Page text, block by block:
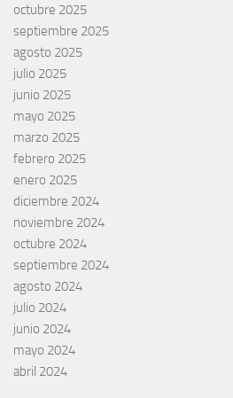
octubre 2025
septiembre 2025
agosto 2025
julio 2025
junio 2025
mayo 2025
marzo 2025
febrero 2025
enero 2025
diciembre 2024
noviembre 2024
octubre 2024
septiembre 2024
agosto 2024
julio 2024
junio 2024
mayo 2024
abril 2024